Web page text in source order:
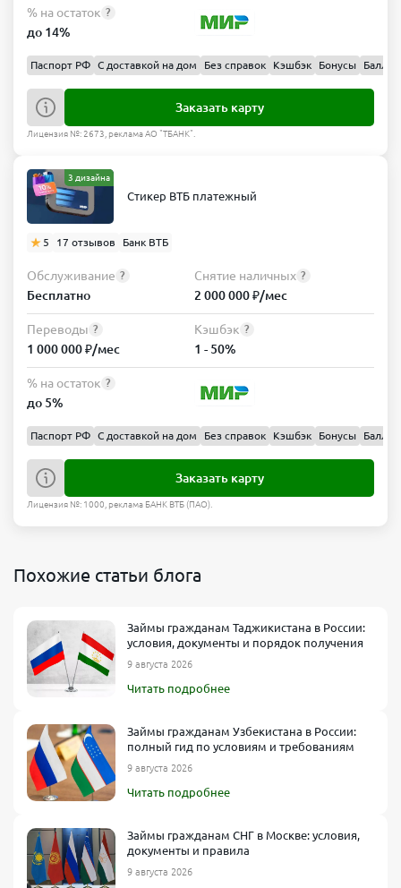
% на остаток ?
до 14%
Паспорт РФ С доставкой на дом Без справок Кэшбэк Бонусы Баллы
Заказать карту
Лицензия №: 2673, реклама АО "ТБАНК".
3 дизайна
Стикер ВТБ платежный
5 17 отзывов Банк ВТБ
Обслуживание ?
Бесплатно
Снятие наличных ?
2 000 000 ₽/мес
Переводы ?
1 000 000 ₽/мес
Кэшбэк ?
1 - 50%
% на остаток ?
до 5%
Паспорт РФ С доставкой на дом Без справок Кэшбэк Бонусы Баллы
Заказать карту
Лицензия №: 1000, реклама БАНК ВТБ (ПАО).
Похожие статьи блога
Займы гражданам Таджикистана в России:
условия, документы и порядок получения
9 августа 2026
Читать подробнее
Займы гражданам Узбекистана в России:
полный гид по условиям и требованиям
9 августа 2026
Читать подробнее
Займы гражданам СНГ в Москве: условия,
документы и правила
9 августа 2026